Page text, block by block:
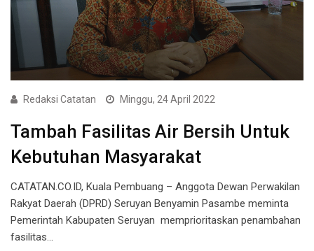
Redaksi Catatan Minggu, 24 April 2022
Tambah Fasilitas Air Bersih Untuk
Kebutuhan Masyarakat
CATATAN.CO.ID, Kuala Pembuang – Anggota Dewan Perwakilan
Rakyat Daerah (DPRD) Seruyan Benyamin Pasambe meminta
Pemerintah Kabupaten Seruyan memprioritaskan penambahan
fasilitas…